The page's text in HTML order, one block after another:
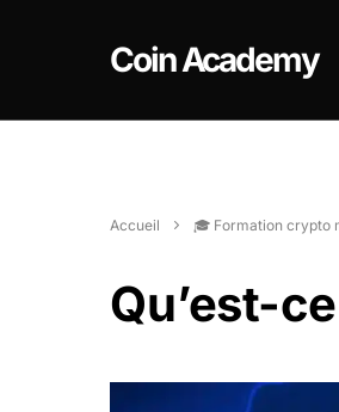
Coin Academy
Accueil 🎓 Formation crypto
Qu’est-